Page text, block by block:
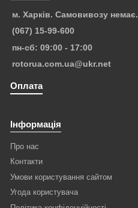
м. Харків. Самовивозу немає.
(067) 15-99-600
пн-сб: 09:00 - 17:00
rotorua.com.ua@ukr.net
Оплата
Інформація
Про нас
Контакти
Умови користування сайтом
Угода користувача